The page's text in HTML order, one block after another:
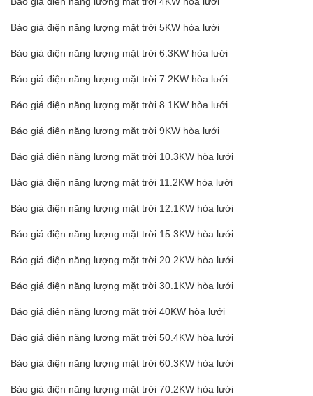
Báo giá điện năng lượng mặt trời 5KW hòa lưới
Báo giá điện năng lượng mặt trời 6.3KW hòa lưới
Báo giá điện năng lượng mặt trời 7.2KW hòa lưới
Báo giá điện năng lượng mặt trời 8.1KW hòa lưới
Báo giá điện năng lượng mặt trời 9KW hòa lưới
Báo giá điện năng lượng mặt trời 10.3KW hòa lưới
Báo giá điện năng lượng mặt trời 11.2KW hòa lưới
Báo giá điện năng lượng mặt trời 12.1KW hòa lưới
Báo giá điện năng lượng mặt trời 15.3KW hòa lưới
Báo giá điện năng lượng mặt trời 20.2KW hòa lưới
Báo giá điện năng lượng mặt trời 30.1KW hòa lưới
Báo giá điện năng lượng mặt trời 40KW hòa lưới
Báo giá điện năng lượng mặt trời 50.4KW hòa lưới
Báo giá điện năng lượng mặt trời 60.3KW hòa lưới
Báo giá điện năng lượng mặt trời 70.2KW hòa lưới